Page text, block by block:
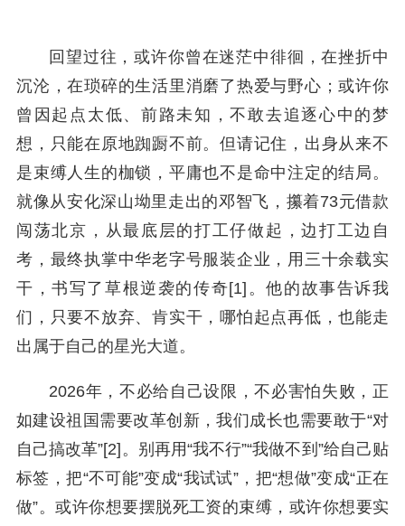
回望过往，或许你曾在迷茫中徘徊，在挫折中
沉沦，在琐碎的生活里消磨了热爱与野心；或许你
曾因起点太低、前路未知，不敢去追逐心中的梦
想，只能在原地踟蹰不前。但请记住，出身从来不
是束缚人生的枷锁，平庸也不是命中注定的结局。
就像从安化深山坳里走出的邓智飞，攥着73元借款
闯荡北京，从最底层的打工仔做起，边打工边自
考，最终执掌中华老字号服装企业，用三十余载实
干，书写了草根逆袭的传奇[1]。他的故事告诉我
们，只要不放弃、肯实干，哪怕起点再低，也能走
出属于自己的星光大道。
2026年，不必给自己设限，不必害怕失败，正
如建设祖国需要改革创新，我们成长也需要敢于“对
自己搞改革”[2]。别再用“我不行”“我做不到”给自己贴
标签，把“不可能”变成“我试试”，把“想做”变成“正在
做”。或许你想要摆脱死工资的束缚，或许你想要实